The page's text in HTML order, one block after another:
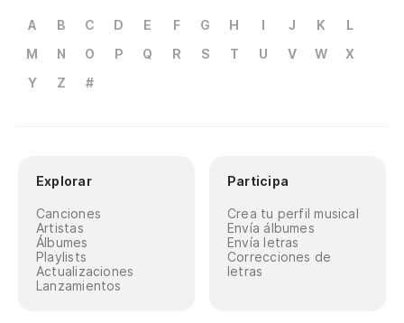
A B C D E F G H I J K
L
M
N O P Q R S T U V W
X
Y
Z #
Explorar
Canciones
Artistas
Álbumes
Playlists
Actualizaciones
Lanzamientos
Participa
Crea tu perfil musical
Envía álbumes
Envía letras
Correcciones de
letras